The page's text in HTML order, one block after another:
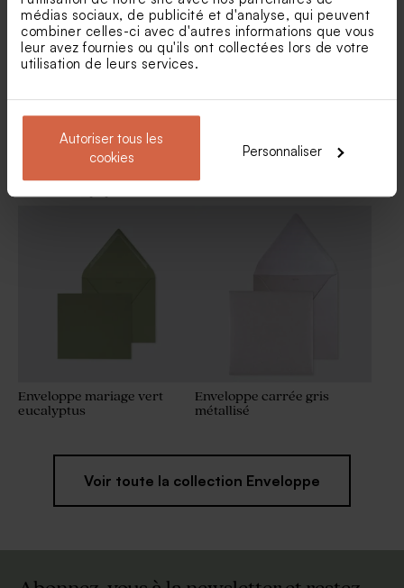
médias sociaux, de publicité et d'analyse, qui peuvent
combiner celles-ci avec d'autres informations que vous
leur avez fournies ou qu'ils ont collectées lors de votre
utilisation de leurs services.
Autoriser tous les
cookies
Personnaliser
Enveloppe naissance
Enveloppe naissance dorée
Enveloppe mariage vert
eucalyptus
Enveloppe carrée gris
métallisé
Voir toute la collection Enveloppe